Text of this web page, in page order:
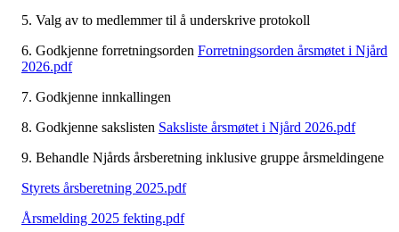
5. Valg av to medlemmer til å underskrive protokoll
6. Godkjenne forretningsorden Forretningsorden årsmøtet i Njård
2026.pdf
7. Godkjenne innkallingen
8. Godkjenne sakslisten Saksliste årsmøtet i Njård 2026.pdf
9. Behandle Njårds årsberetning inklusive gruppe årsmeldingene
Styrets årsberetning 2025.pdf
Årsmelding 2025 fekting.pdf